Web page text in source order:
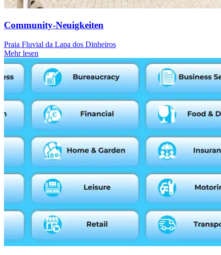
Community-Neuigkeiten
Praia Fluvial da Lapa dos Dinheiros
Mehr lesen